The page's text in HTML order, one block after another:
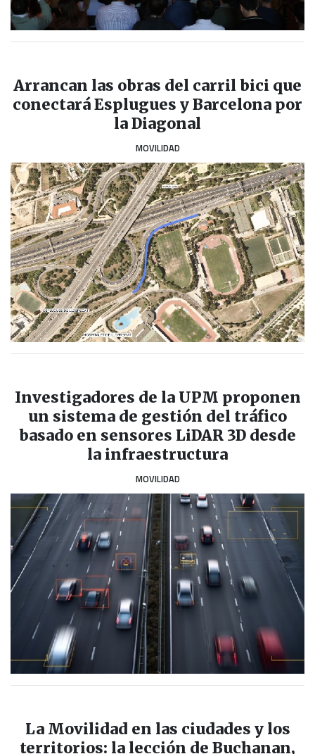
Arrancan las obras del carril bici que
conectará Esplugues y Barcelona por
la Diagonal
MOVILIDAD
Investigadores de la UPM proponen
un sistema de gestión del tráfico
basado en sensores LiDAR 3D desde
la infraestructura
MOVILIDAD
La Movilidad en las ciudades y los
territorios: la lección de Buchanan,